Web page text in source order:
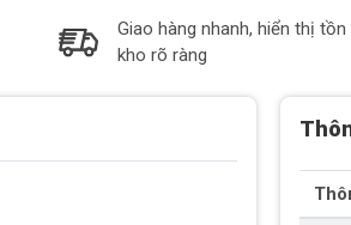
Giao hàng nhanh, hiển thị tồn
kho rõ ràng